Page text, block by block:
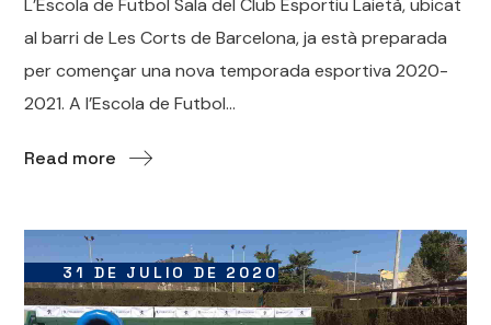
L’Escola de Futbol Sala del Club Esportiu Laietà, ubicat
al barri de Les Corts de Barcelona, ja està preparada
per començar una nova temporada esportiva 2020-
2021. A l’Escola de Futbol...
Read more
31 DE JULIO DE 2020